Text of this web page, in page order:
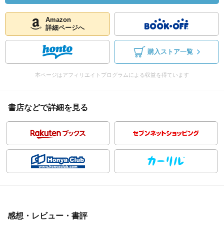
Amazon
詳細ページへ
購入ストア一覧
本ページはアフィリエイトプログラムによる収益を得ています
書店などで詳細を見る
感想・レビュー・書評